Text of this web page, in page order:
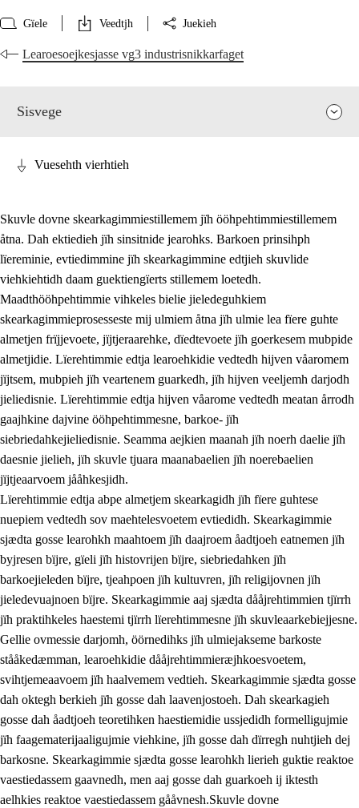
Gïele Veedtjh Juekieh
Learoesoejkesjasse vg3 industrisnikkarfaget
Sisvege
2. Lïeremen, evtiedimmien jïh skearkagimmien prinsihph
2.1 Sosijaale lïereme jïh evtiedimmie
2.2 Maahtoe faagine
2.3 Vihkeles tjiehpiesvoeth
2.4 Lïeredh lïeredh
Vuesehth vierhtieh
Skuvle dovne skearkagimmiestillemem jïh ööhpehtimmiestillemem
åtna. Dah ektiedieh jïh sinsitnide jearohks. Barkoen prinsihph
lïereminie, evtiedimmine jïh skearkagimmine edtjieh skuvlide
viehkiehtidh daam guektiengïerts stillemem loetedh.
Maadthööhpehtimmie vihkeles bielie jieledeguhkiem
skearkagimmieprosesseste mij ulmiem åtna jïh ulmie lea fïere guhte
almetjen frïjjevoete, jïjtjeraarehke, dïedtevoete jïh goerkesem mubpide
almetjidie. Lïerehtimmie edtja learoehkidie vedtedh hijven våaromem
jïjtsem, mubpieh jïh veartenem guarkedh, jïh hijven veeljemh darjodh
jieliedisnie. Lïerehtimmie edtja hijven våarome vedtedh meatan årrodh
gaajhkine dajvine ööhpehtimmesne, barkoe- jïh
siebriedahkejieliedisnie. Seamma aejkien maanah jïh noerh daelie jïh
daesnie jielieh, jïh skuvle tjuara maanabaelien jïh noerebaelien
jïjtjeaarvoem jååhkesjidh.
Lïerehtimmie edtja abpe almetjem skearkagidh jïh fïere guhtese
nuepiem vedtedh sov maehtelesvoetem evtiedidh. Skearkagimmie
sjædta gosse learohkh maahtoem jïh daajroem åadtjoeh eatnemen jïh
byjresen bïjre, gïeli jïh histovrijen bïjre, siebriedahken jïh
barkoejieleden bïjre, tjeahpoen jïh kultuvren, jïh religijovnen jïh
jieledevuajnoen bïjre. Skearkagimmie aaj sjædta dååjrehtimmien tjïrrh
jïh praktihkeles haestemi tjïrrh lïerehtimmesne jïh skuvleaarkebiejjesne.
Gellie ovmessie darjomh, öörnedihks jïh ulmiejakseme barkoste
stååkedæmman, learoehkidie dååjrehtimmieræjhkoesvoetem,
svihtjemeaavoem jïh haalvemem vedtieh. Skearkagimmie sjædta gosse
dah oktegh berkieh jïh gosse dah laavenjostoeh. Dah skearkagieh
gosse dah åadtjoeh teoretihken haestiemidie ussjedidh formelligujmie
jïh faagematerijaaligujmie viehkine, jïh gosse dah dïrregh nuhtjieh dej
barkosne. Skearkagimmie sjædta gosse learohkh lierieh guktie reaktoe
vaestiedassem gaavnedh, men aaj gosse dah guarkoeh ij iktesth
aelhkies reaktoe vaestiedassem gååvnesh.Skuvle dovne